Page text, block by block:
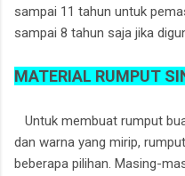
sampai 11 tahun untuk
sampai 8 tahun saja jika
MATERIAL RUMPUT
Untuk membuat rumput
dan warna yang mirip,
beberapa pilihan. Masing-